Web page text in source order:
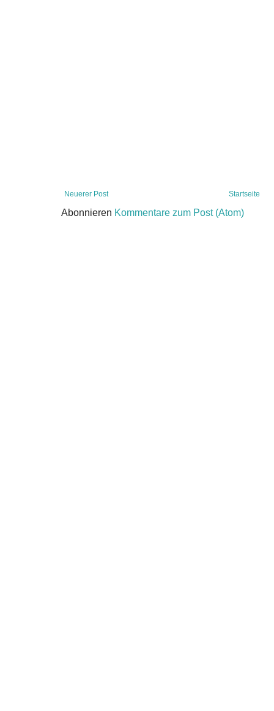
Neuerer Post Startseite
Abonnieren Kommentare zum Post (Atom)